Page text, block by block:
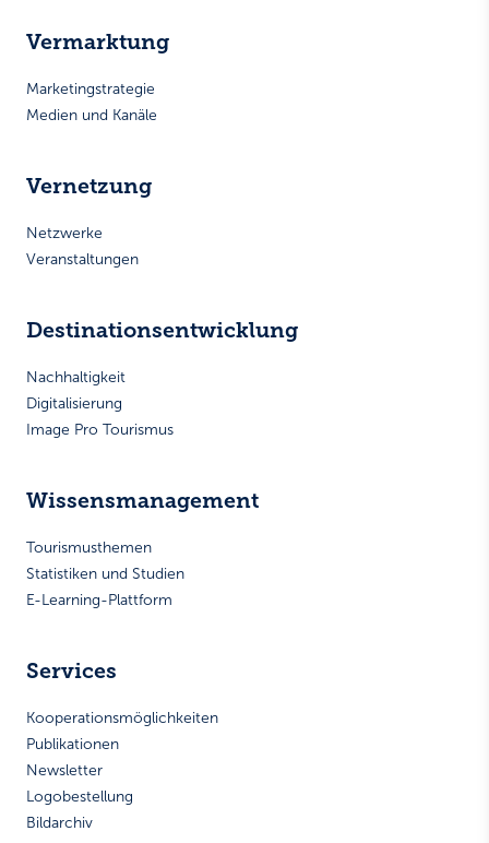
Vermarktung
Marketingstrategie
Medien und Kanäle
Vernetzung
Netzwerke
Veranstaltungen
Destinationsentwicklung
Nachhaltigkeit
Digitalisierung
Image Pro Tourismus
Wissensmanagement
Tourismusthemen
Statistiken und Studien
E-Learning-Plattform
Services
Kooperationsmöglichkeiten
Publikationen
Newsletter
Logobestellung
Bildarchiv